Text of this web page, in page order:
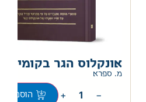
אונקלוס הגר בקומיקס
מ. ספרא
−
+ הוספה